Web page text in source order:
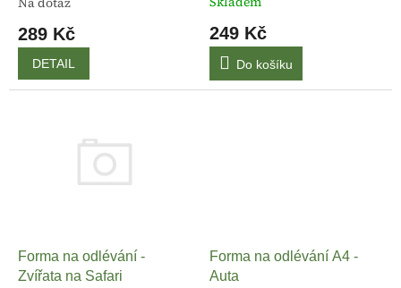
289 Kč
DETAIL
249 Kč
Do košíku
Forma na odlévání -
Zvířata na Safari
Forma na odlévání A4 -
Auta